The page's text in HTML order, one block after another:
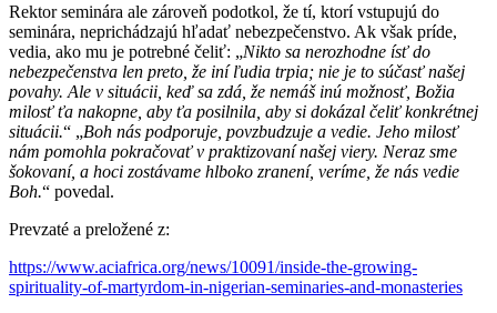
Rektor seminára ale zároveň podotkol, že tí, ktorí vstupujú do
seminára, neprichádzajú hľadať nebezpečenstvo. Ak však príde,
vedia, ako mu je potrebné čeliť: „Nikto sa nerozhodne ísť do
nebezpečenstva len preto, že iní ľudia trpia; nie je to súčasť našej
povahy. Ale v situácii, keď sa zdá, že nemáš inú možnosť, Božia
milosť ťa nakopne, aby ťa posilnila, aby si dokázal čeliť konkrétnej
situácii.“ „Boh nás podporuje, povzbudzuje a vedie. Jeho milosť
nám pomohla pokračovať v praktizovaní našej viery. Neraz sme
šokovaní, a hoci zostávame hlboko zranení, veríme, že nás vedie
Boh.“ povedal.
Prevzaté a preložené z:
https://www.aciafrica.org/news/10091/inside-the-growing-
spirituality-of-martyrdom-in-nigerian-seminaries-and-monasteries